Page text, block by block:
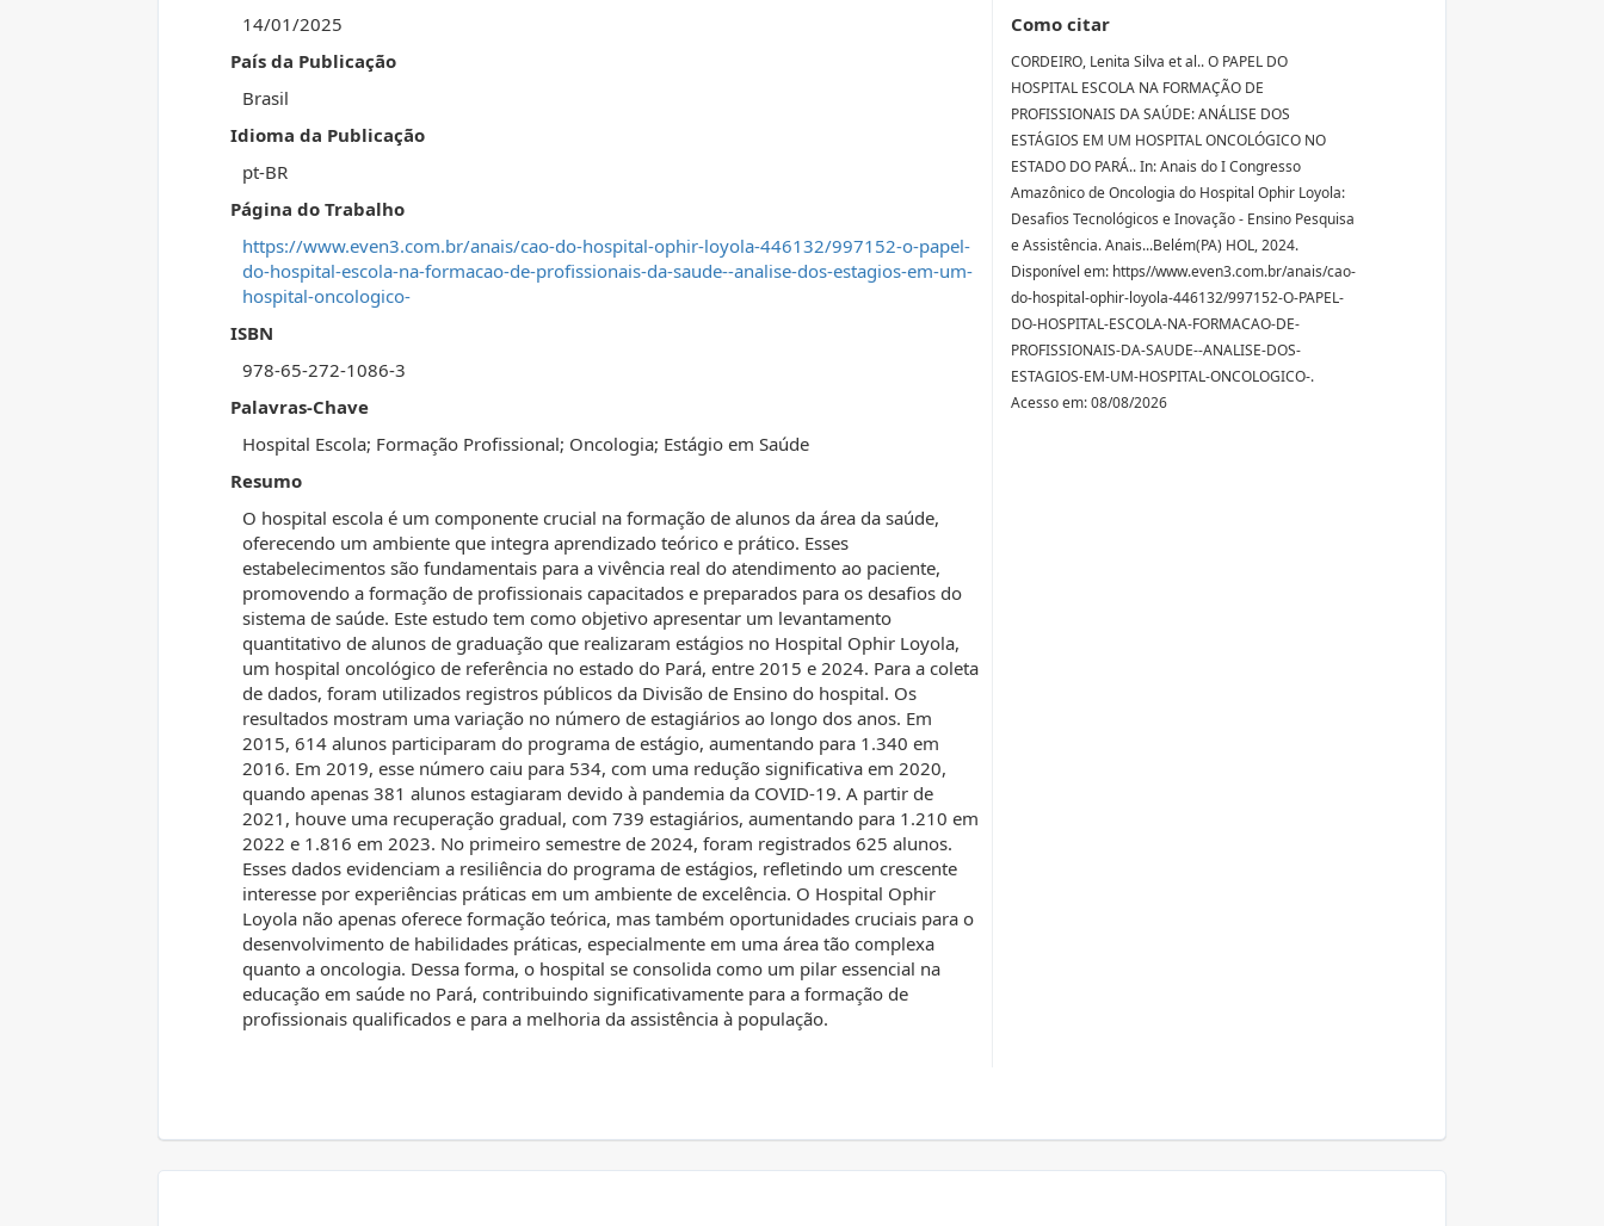
14/01/2025
País da Publicação
Brasil
Idioma da Publicação
pt-BR
Página do Trabalho
https://www.even3.com.br/anais/cao-do-hospital-ophir-loyola-446132/997152-o-papel-
do-hospital-escola-na-formacao-de-profissionais-da-saude--analise-dos-estagios-em-um-
hospital-oncologico-
ISBN
978-65-272-1086-3
Palavras-Chave
Hospital Escola; Formação Profissional; Oncologia; Estágio em Saúde
Resumo
O hospital escola é um componente crucial na formação de alunos da área da saúde,
oferecendo um ambiente que integra aprendizado teórico e prático. Esses
estabelecimentos são fundamentais para a vivência real do atendimento ao paciente,
promovendo a formação de profissionais capacitados e preparados para os desafios do
sistema de saúde. Este estudo tem como objetivo apresentar um levantamento
quantitativo de alunos de graduação que realizaram estágios no Hospital Ophir Loyola,
um hospital oncológico de referência no estado do Pará, entre 2015 e 2024. Para a coleta
de dados, foram utilizados registros públicos da Divisão de Ensino do hospital. Os
resultados mostram uma variação no número de estagiários ao longo dos anos. Em
2015, 614 alunos participaram do programa de estágio, aumentando para 1.340 em
2016. Em 2019, esse número caiu para 534, com uma redução significativa em 2020,
quando apenas 381 alunos estagiaram devido à pandemia da COVID-19. A partir de
2021, houve uma recuperação gradual, com 739 estagiários, aumentando para 1.210 em
2022 e 1.816 em 2023. No primeiro semestre de 2024, foram registrados 625 alunos.
Esses dados evidenciam a resiliência do programa de estágios, refletindo um crescente
interesse por experiências práticas em um ambiente de excelência. O Hospital Ophir
Loyola não apenas oferece formação teórica, mas também oportunidades cruciais para o
desenvolvimento de habilidades práticas, especialmente em uma área tão complexa
quanto a oncologia. Dessa forma, o hospital se consolida como um pilar essencial na
educação em saúde no Pará, contribuindo significativamente para a formação de
profissionais qualificados e para a melhoria da assistência à população.
Como citar
CORDEIRO, Lenita Silva et al.. O PAPEL DO
HOSPITAL ESCOLA NA FORMAÇÃO DE
PROFISSIONAIS DA SAÚDE: ANÁLISE DOS
ESTÁGIOS EM UM HOSPITAL ONCOLÓGICO NO
ESTADO DO PARÁ.. In: Anais do I Congresso
Amazônico de Oncologia do Hospital Ophir Loyola:
Desafios Tecnológicos e Inovação - Ensino Pesquisa
e Assistência. Anais...Belém(PA) HOL, 2024.
Disponível em: https//www.even3.com.br/anais/cao-
do-hospital-ophir-loyola-446132/997152-O-PAPEL-
DO-HOSPITAL-ESCOLA-NA-FORMACAO-DE-
PROFISSIONAIS-DA-SAUDE--ANALISE-DOS-
ESTAGIOS-EM-UM-HOSPITAL-ONCOLOGICO-.
Acesso em: 08/08/2026